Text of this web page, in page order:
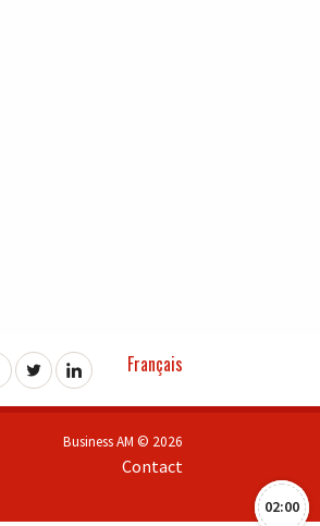
02:00
Français
Business AM © 2026
Contact